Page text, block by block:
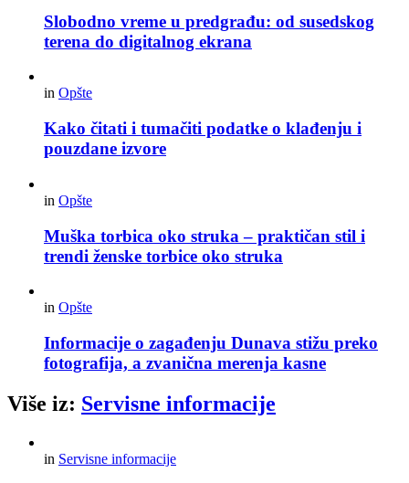
Slobodno vreme u predgrađu: od susedskog
terena do digitalnog ekrana
in Opšte
Kako čitati i tumačiti podatke o klađenju i
pouzdane izvore
in Opšte
Muška torbica oko struka – praktičan stil i
trendi ženske torbice oko struka
in Opšte
Informacije o zagađenju Dunava stižu preko
fotografija, a zvanična merenja kasne
Više iz: Servisne informacije
in Servisne informacije